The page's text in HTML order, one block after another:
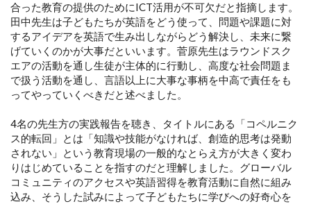
合った教育の提供のためにICT活用が不可欠だと指摘します。
田中先生は子どもたちが英語をどう使って、問題や課題に対
するアイデアを英語で生み出しながらどう解決し、未来に繋
げていくのかが大事だといいます。菅原先生はラウンドスク
エアの活動を通し生徒が主体的に行動し、高度な社会問題ま
で扱う活動を通し、言語以上に大事な事柄を中高で責任をも
ってやっていくべきだと述べました。
4名の先生方の実践報告を聴き、タイトルにある「コペルニク
ス的転回」とは「知識や技能がなければ、創造的思考は発動
されない」という教育現場の一般的なとらえ方が大きく変わ
りはじめていることを指すのだと理解しました。グローバル
コミュニティのアクセスや英語習得を教育活動に自然に組み
込み、そうした試みによって子どもたちに学びへの好奇心を